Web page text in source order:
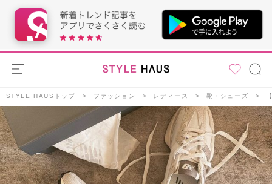
STYLE HAUSトップ ファッション レディース 靴・シューズ